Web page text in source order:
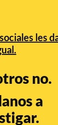
les
no.
a
PM